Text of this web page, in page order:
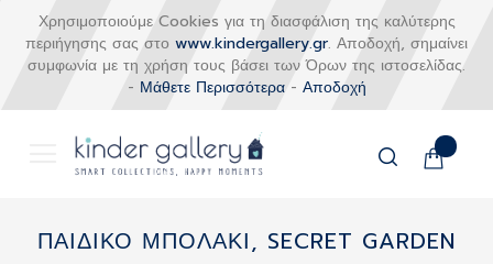
Χρησιμοποιούμε Cookies για τη διασφάλιση της καλύτερης
περιήγησης σας στο www.kindergallery.gr. Αποδοχή, σημαίνει
συμφωνία με τη χρήση τους βάσει των Όρων της ιστοσελίδας.
- Μάθετε Περισσότερα- Αποδοχή
Το
στο
περιεχόμενο
ΠΑΙΔΙΚΟ ΜΠΟΛΑΚΙ, SECRET GARDEN